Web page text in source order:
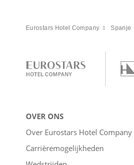
Eurostars Hotel Company Spanje
OVER ONS
Over Eurostars Hotel Company
Carrièremogelijkheden